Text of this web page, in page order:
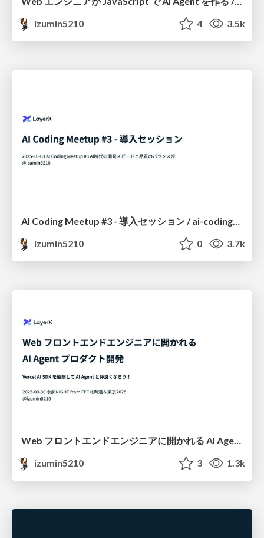
izumin5210
4 3.5k
izumin5210
0 3.7k
Web フロントエンドエンジニアに開かれる AI Agent プロダクト開発 - Vercel AI SDK を観察して AI Agent と仲良くなろう！ #FEC余熱NIGHT
izumin5210
3 1.3k